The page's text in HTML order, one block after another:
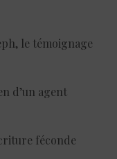
le témoignage
d’un agent
féconde